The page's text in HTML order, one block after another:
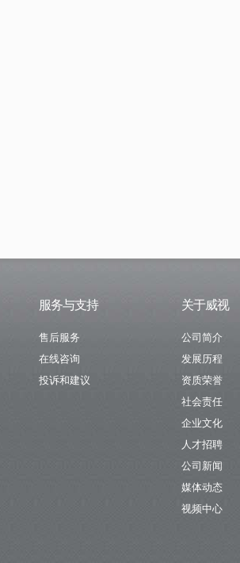
服务与支持
售后服务
在线咨询
投诉和建议
关于威视
公司简介
发展历程
资质荣誉
社会责任
企业文化
人才招聘
公司新闻
媒体动态
视频中心